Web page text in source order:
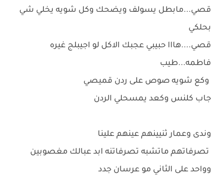
قصي...مابطل يسولف ويضحك وكل شويه يخلي شي
بحلكي
قصي....هااا حبيبي عجبك الاكل لو اجيبلج غيره
فاطمه...طيب
وكع شويه صوص على ردن قميصي
جاب كلنس وكعد يمسحلي الردن
وندى وعمار ثنيينهم عينهم علينا
تصرفاتهم ماتشبه تصرفاتنه ابد عبالك مغصوبين
وواحد على الثاني مو عرسان جدد